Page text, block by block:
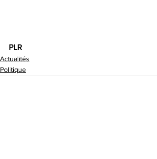
PLR
Actualités
Politique